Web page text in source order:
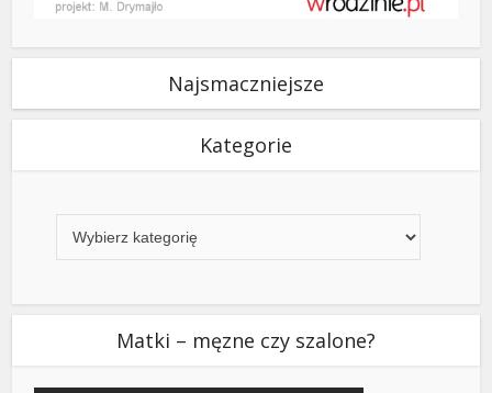
Najsmaczniejsze
Kategorie
Matki – męzne czy szalone?